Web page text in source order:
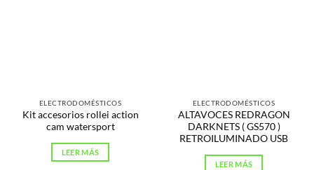
ELECTRODOMÉSTICOS
Kit accesorios rollei action
cam watersport
LEER MÁS
ELECTRODOMÉSTICOS
ALTAVOCES REDRAGON
DARKNETS ( GS570 )
RETROILUMINADO USB
LEER MÁS